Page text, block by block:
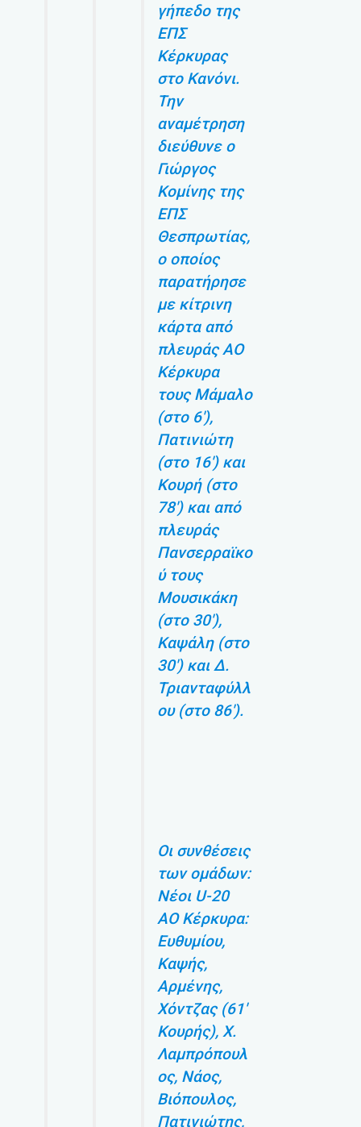
γήπεδο της
ΕΠΣ
Κέρκυρας
στο Κανόνι.
Την
αναμέτρηση
διεύθυνε ο
Γιώργος
Κομίνης της
ΕΠΣ
Θεσπρωτίας,
ο οποίος
παρατήρησε
με κίτρινη
κάρτα από
πλευράς ΑΟ
Κέρκυρα
τους Μάμαλο
(στο 6′),
Πατινιώτη
(στο 16′) και
Κουρή (στο
78′) και από
πλευράς
Πανσερραϊκο
ύ τους
Μουσικάκη
(στο 30′),
Καψάλη (στο
30′) και Δ.
Τριανταφύλλ
ου (στο 86′).
Οι συνθέσεις
των ομάδων:
Νέοι U-20
ΑΟ Κέρκυρα:
Ευθυμίου,
Καψής,
Αρμένης,
Χόντζας (61′
Κουρής), Χ.
Λαμπρόπουλ
ος, Νάος,
Βιόπουλος,
Πατινιώτης,